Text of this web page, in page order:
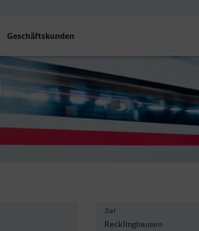
Geschäftskunden
Hbf
Ziel